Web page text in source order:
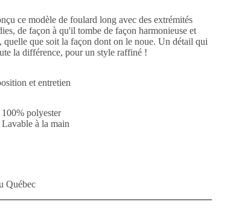
ce modèle de foulard long avec des extrémités
de façon à qu'il tombe de façon harmonieuse et
quelle que soit la façon dont on le noue. Un détail qui
la différence, pour un style raffiné !
et entretien
100% polyester
Lavable à la main
Québec